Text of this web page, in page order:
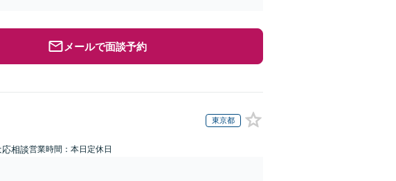
メールで面談予約
東京都
相談営業時間：本日定休日